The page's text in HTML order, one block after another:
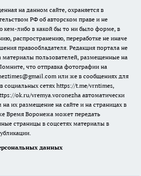
на данном сайте, охраняется в
РФ об авторском праве и не
кем-либо в какой бы то ни было форме, в
распространению, переработке не иначе
правообладателя. Редакция портала не
материалы пользователей, размещенные на
что отправка фотографии на
или же в сообщениях для
социальных сетях https://t.me/vrntimes,
ok.ru/vremya.voronezha автоматически
на их размещение на сайте и на страницах в
Время Воронежа может передать
страницы в соцсетях материалы в
данных